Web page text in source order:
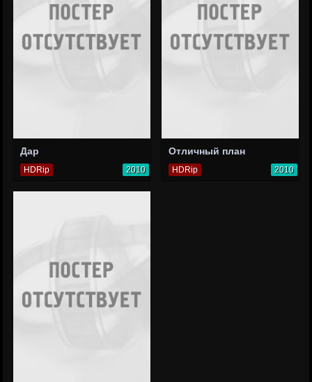
Дар
HDRip 2010
Отличный план
HDRip 2010